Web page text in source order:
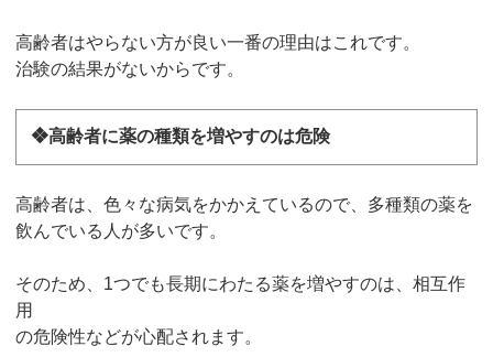
高齢者はやらない方が良い一番の理由はこれです。
治験の結果がないからです。
❖高齢者に薬の種類を増やすのは危険
高齢者は、色々な病気をかかえているので、多種類の薬を
飲んでいる人が多いです。
そのため、1つでも長期にわたる薬を増やすのは、相互作
用
の危険性などが心配されます。